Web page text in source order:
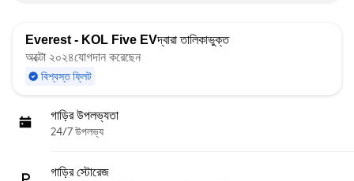
Everest - KOL Five EVদ্বারা তালিকাভুক্ত
অক্টো ২০২৪যোগদান করেছেন
বিশ্বস্ত ফ্লিট
গাড়ির উপলভ্যতা
24/7 উপলভ্য
গাড়ির স্টোরেজ